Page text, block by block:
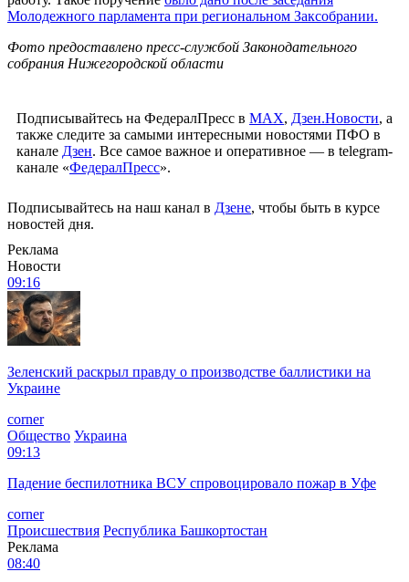
Молодежного парламента при региональном Заксобрании.
Фото предоставлено пресс-службой Законодательного
собрания Нижегородской области
Подписывайтесь на ФедералПресс в МАХ, Дзен.Новости, а
также следите за самыми интересными новостями ПФО в
канале Дзен. Все самое важное и оперативное — в telegram-
канале «ФедералПресс».
Подписывайтесь на наш канал в Дзене, чтобы быть в курсе
новостей дня.
Реклама
Новости
09:16
Зеленский раскрыл правду о производстве баллистики на
Украине
corner
Общество Украина
09:13
Падение беспилотника ВСУ спровоцировало пожар в Уфе
corner
Происшествия Республика Башкортостан
Реклама
08:40